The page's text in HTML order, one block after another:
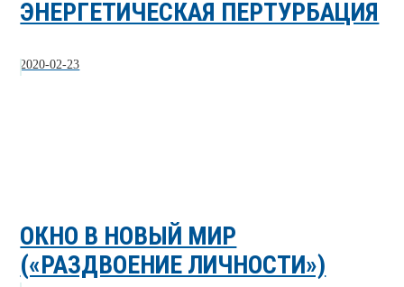
ЭНЕРГЕТИЧЕСКАЯ ПЕРТУРБАЦИЯ
2020-02-23
ОКНО В НОВЫЙ МИР
(«РАЗДВОЕНИЕ ЛИЧНОСТИ»)